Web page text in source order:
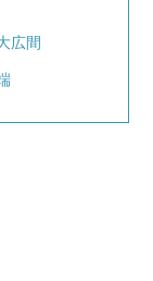
広間